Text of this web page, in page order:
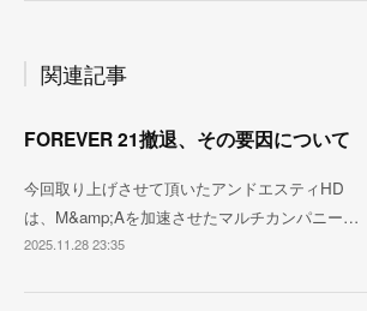
関連記事
FOREVER 21撤退、その要因について
今回取り上げさせて頂いたアンドエスティHD
は、M&amp;Aを加速させたマルチカンパニー…
2025.11.28 23:35